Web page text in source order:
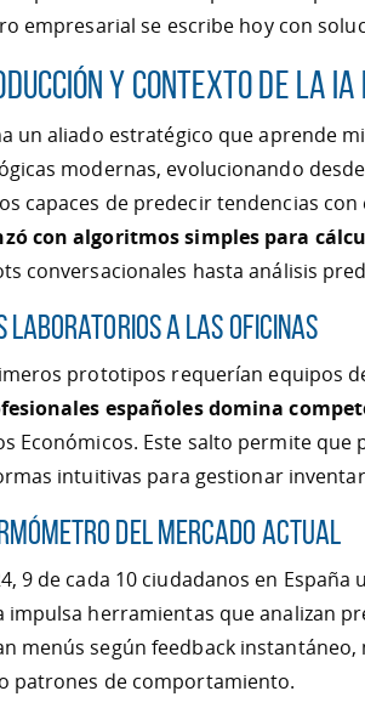
empresarial se escribe hoy con
y contexto de la
un aliado estratégico que aprende
modernas, evolucionando
capaces de predecir tendencias
con algoritmos simples para
conversacionales hasta análisis
laboratorios a las oficinas
prototipos requerían equipos
españoles domina
Económicos. Este salto permite que
intuitivas para gestionar
del mercado actual
9 de cada 10 ciudadanos en
impulsa herramientas que analizan
menús según feedback
patrones de comportamiento.